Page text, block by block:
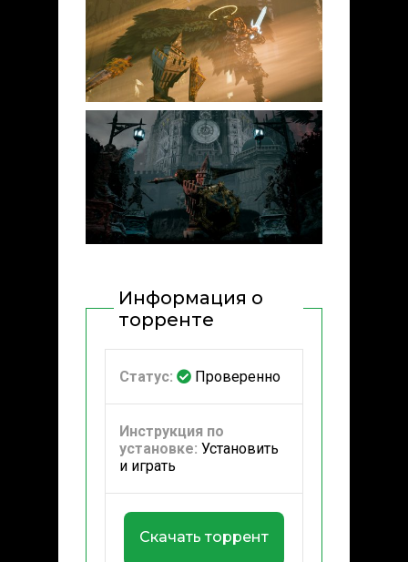
Информация о
торренте
Статус: Проверенно
Инструкция по
установке: Установить
и играть
Скачать торрент